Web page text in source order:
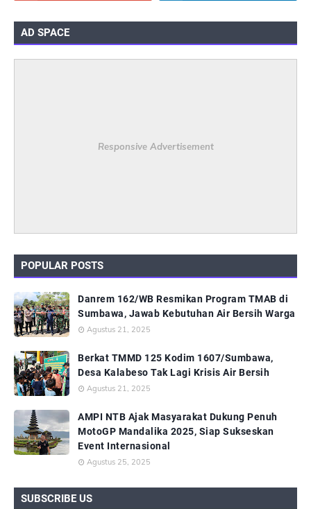
AD SPACE
Responsive Advertisement
POPULAR POSTS
Danrem 162/WB Resmikan Program TMAB di
Sumbawa, Jawab Kebutuhan Air Bersih Warga
Agustus 21, 2025
Berkat TMMD 125 Kodim 1607/Sumbawa,
Desa Kalabeso Tak Lagi Krisis Air Bersih
Agustus 21, 2025
AMPI NTB Ajak Masyarakat Dukung Penuh
MotoGP Mandalika 2025, Siap Sukseskan
Event Internasional
Agustus 25, 2025
SUBSCRIBE US